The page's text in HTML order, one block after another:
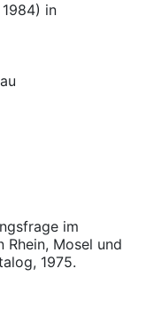
in
im
Mosel und
1975.